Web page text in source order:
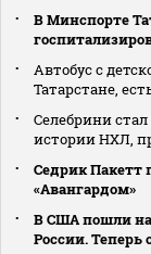
В Минспорте
Автобус с
Татарстане,
Селебрини
истории НХЛ,
Седрик Пакетт
«Авангардом»
В США пошли на
России. Теперь